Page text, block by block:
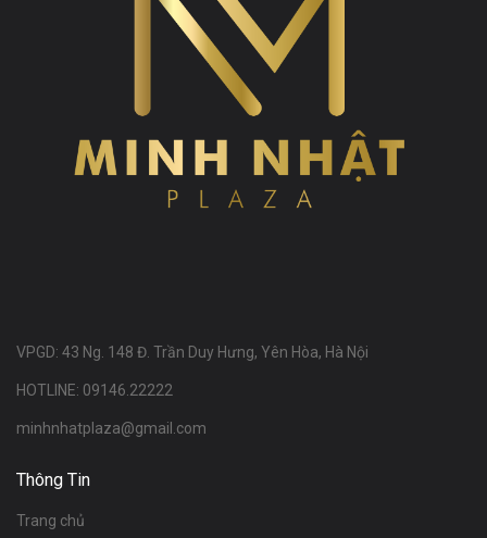
VPGD: 43 Ng. 148 Đ. Trần Duy Hưng, Yên Hòa, Hà Nội
HOTLINE: 09146.22222
minhnhatplaza@gmail.com
Thông Tin
Trang chủ